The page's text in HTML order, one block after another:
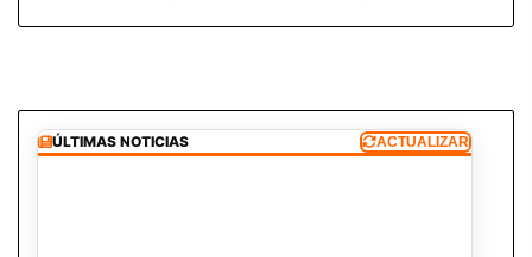
ÚLTIMAS NOTICIAS ACTUALIZAR